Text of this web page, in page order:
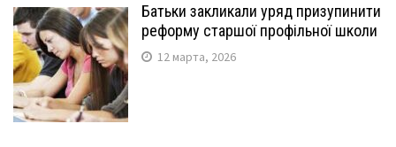
Батьки закликали уряд призупинити
реформу старшої профільної школи
12 марта, 2026